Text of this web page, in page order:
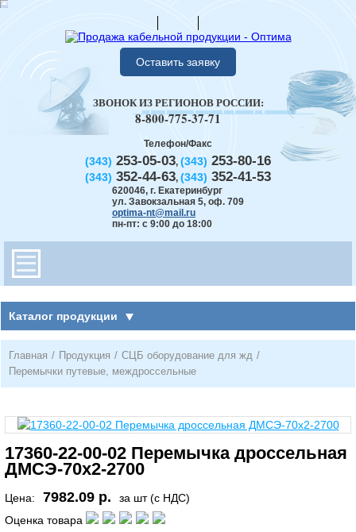
Оставить заявку
Телефон/Факс
(343) 253-05-03, (343) 253-80-16
(343) 352-44-63, (343) 352-41-53
620046, г. Екатеринбург
ул. Завокзальная 5, оф. 709
optima-nt@mail.ru
пн-пт: с 9:00 до 18:00
ЗВОНОК ИЗ РЕГИОНОВ РОССИИ:
8-800-775-37-71
Каталог продукции
Главная / Продукция / СЦБ оборудование для жд /
Перемычки путевые, междроссельные
17360-22-00-02 Перемычка дроссельная
ДМСЭ-70х2-2700
Цена: 7982.09 р.
за шт (с НДС)
Оценка товара